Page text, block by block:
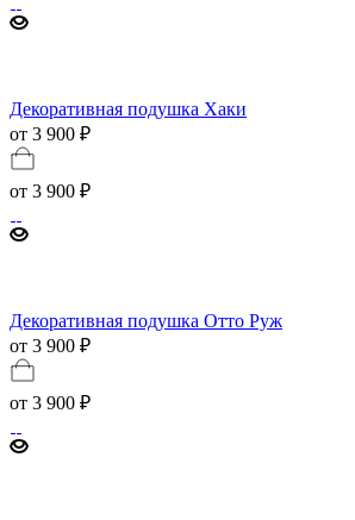
Декоративная подушка Хаки
от 3 900 ₽
от 3 900 ₽
Декоративная подушка Отто Руж
от 3 900 ₽
от 3 900 ₽